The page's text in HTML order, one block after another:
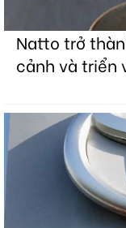
Natto trở
cảnh và triển